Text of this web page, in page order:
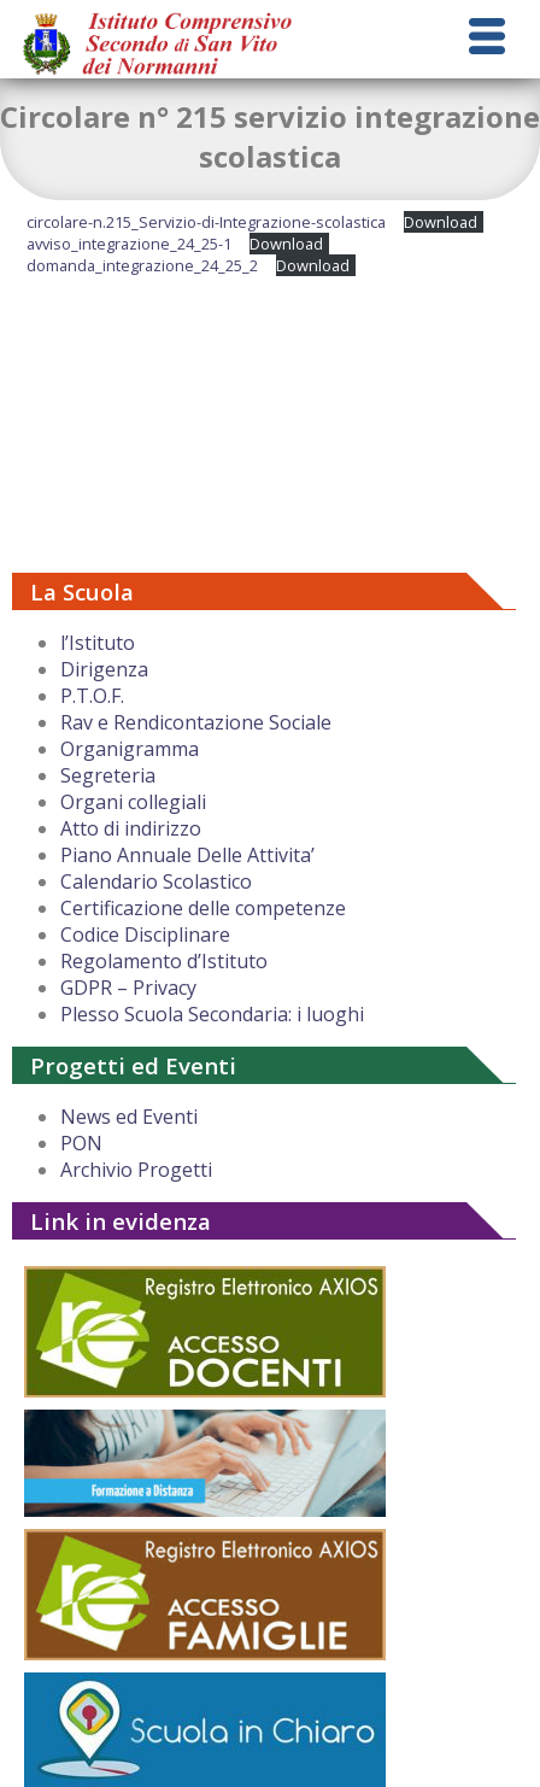
La Scuola
l’Istituto
Dirigenza
P.T.O.F.
Rav e Rendicontazione Sociale
Organigramma
Segreteria
Organi collegiali
Atto di indirizzo
Piano Annuale Delle Attivita’
Calendario Scolastico
Certificazione delle competenze
Codice Disciplinare
Regolamento d’Istituto
GDPR – Privacy
Plesso Scuola Secondaria: i luoghi
Progetti ed Eventi
News ed Eventi
PON
Archivio Progetti
Link in evidenza
Circolare n° 215 servizio integrazione
scolastica
circolare-n.215_Servizio-di-Integrazione-scolastica
Download
avviso_integrazione_24_25-1
Download
domanda_integrazione_24_25_2
Download